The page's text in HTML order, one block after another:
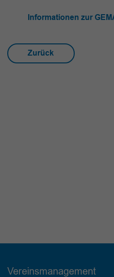
Informationen zur
Zurück
Vereinsmanagement